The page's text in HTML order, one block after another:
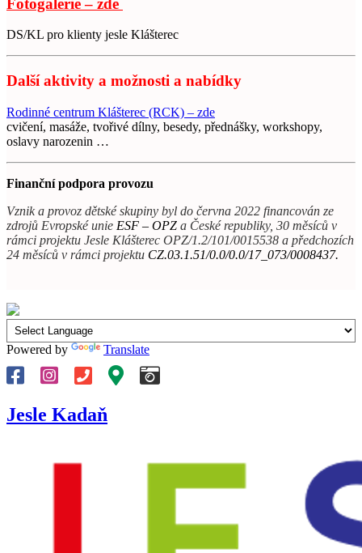
DS/KL pro klienty jesle Klášterec
Další aktivity a možnosti a nabídky
Rodinné centrum Klášterec (RCK) – zde
cvičení, masáže, tvořivé dílny, besedy, přednášky, workshopy,
oslavy narozenin …
Finanční podpora provozu
Vznik a provoz dětské skupiny byl do června 2022 financován ze
zdrojů Evropské unie ESF – OPZ a České republiky, 30 měsíců v
rámci projektu Jesle Klášterec OPZ/1.2/101/0015538 a předchozích
24 měsíců v rámci projektu CZ.03.1.51/0.0/0.0/17_073/0008437.
Powered by Translate
Jesle Kadaň